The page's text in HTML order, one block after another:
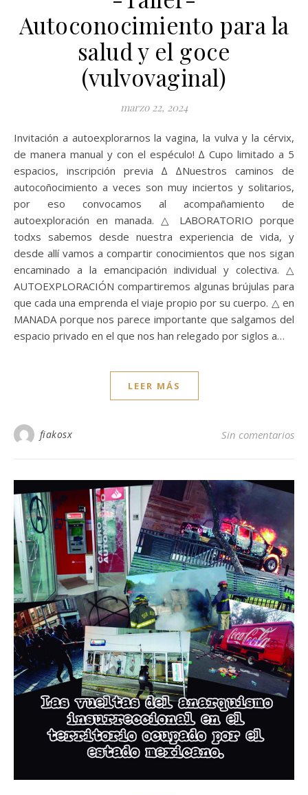
Autoconocimiento para la
salud y el goce
(vulvovaginal)
marzo 22, 2024
Invitación a autoexplorarnos la vagina, la vulva y la cérvix,
de manera manual y con el espéculo! ∆ Cupo limitado a 5
espacios, inscripción previa ∆ ∆Nuestros caminos de
autocoñocimiento a veces son muy inciertos y solitarios,
por eso convocamos al acompañamiento de
autoexploración en manada. △ LABORATORIO porque
todxs sabemos desde nuestra experiencia de vida, y
desde allí vamos a compartir conocimientos que nos sigan
encaminado a la emancipación individual y colectiva. △
AUTOEXPLORACIÓN compartiremos algunas brújulas para
que cada una emprenda el viaje propio por su cuerpo. △ en
MANADA porque nos parece importante que salgamos del
espacio privado en el que nos han relegado por siglos a…
LEER MÁS
fiakosx Sin comentarios